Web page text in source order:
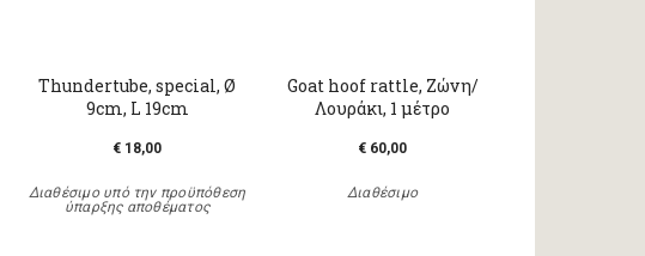
Thundertube, special, Ø
9cm, L 19cm
€ 18,00
Διαθέσιμο υπό την προϋπόθεση
ύπαρξης αποθέματος
Goat hoof rattle, Ζώνη/
Λουράκι, 1 μέτρο
€ 60,00
Διαθέσιμο